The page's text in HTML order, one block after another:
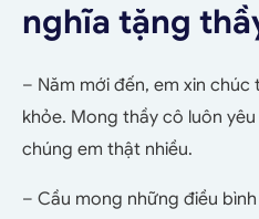
nghĩa tặng
– Năm mới đến, em xin
khỏe. Mong thầy cô luôn
chúng em thật nhiều.
– Cầu mong những điều